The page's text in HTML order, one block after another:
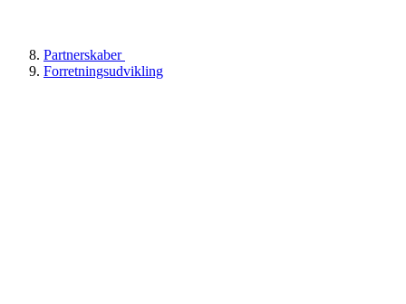
Partnerskaber
Forretningsudvikling